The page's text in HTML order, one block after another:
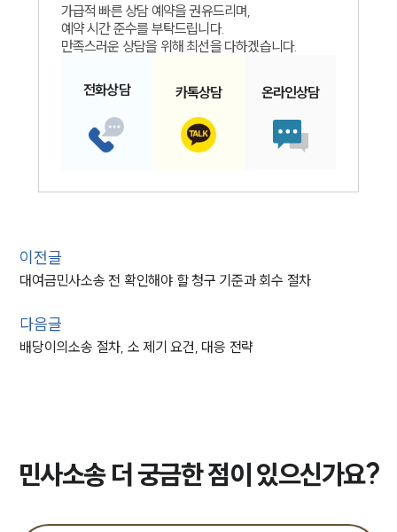
가급적 빠른 상담 예약을 권유드리며,
예약 시간 준수를 부탁드립니다.
만족스러운 상담을 위해 최선을 다하겠습니다.
전화상담 카톡상담 온라인상담
이전글
대여금민사소송 전 확인해야 할 청구 기준과 회수 절차
다음글
배당이의소송 절차, 소 제기 요건, 대응 전략
민사소송 더 궁금한 점이 있으신가요?